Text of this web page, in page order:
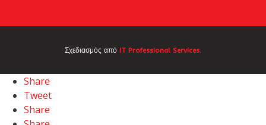
Σχεδιασμός από IT Professional Services.
Share
Tweet
Share